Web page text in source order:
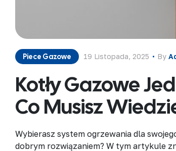
Piece Gazowe By
19 Listopada, 2025
Kotły Gazowe
Co Musisz
Wybierasz system ogrzewania dla
dobrym rozwiązaniem? W tym artykule